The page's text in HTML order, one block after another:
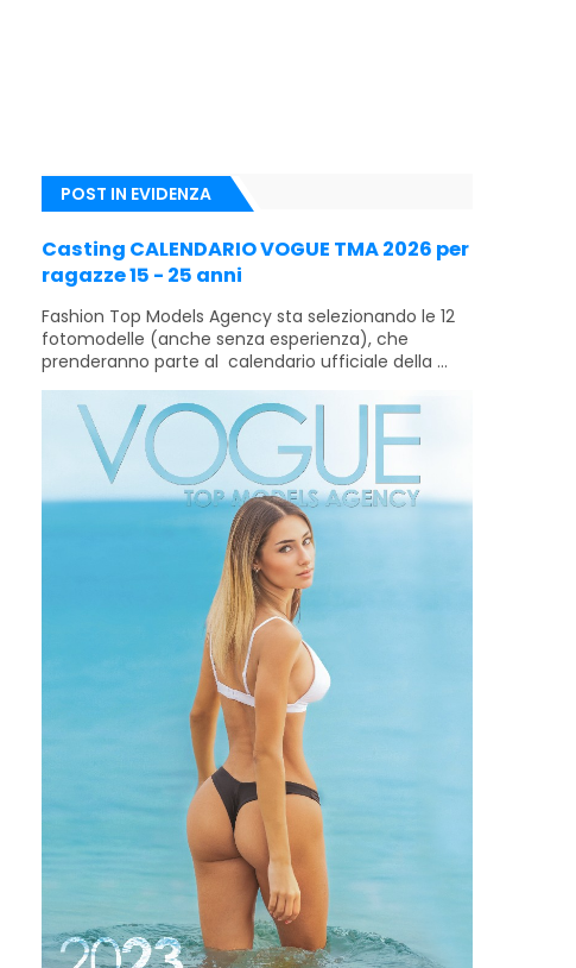
POST IN EVIDENZA
Casting CALENDARIO VOGUE TMA 2026 per
ragazze 15 - 25 anni
Fashion Top Models Agency sta selezionando le 12
fotomodelle (anche senza esperienza), che
prenderanno parte al calendario ufficiale della ...